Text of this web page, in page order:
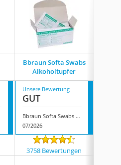
Bbraun Softa Swabs
Alkoholtupfer
Unsere Bewertung
GUT
Bbraun Softa Swabs Alkoholtupfer
07/2026
3758 Bewertungen